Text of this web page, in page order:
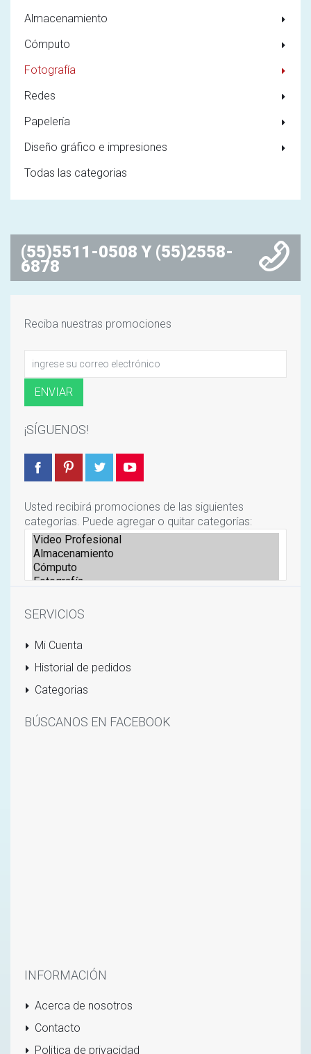
Almacenamiento
Cómputo
Fotografía
Redes
Papelería
Diseño gráfico e impresiones
Todas las categorias
(55)5511-0508 Y (55)2558-
6878
Reciba nuestras promociones
¡SÍGUENOS!
Usted recibirá promociones de las siguientes
categorías. Puede agregar o quitar categorías:
SERVICIOS
Mi Cuenta
Historial de pedidos
Categorias
BÚSCANOS EN FACEBOOK
INFORMACIÓN
Acerca de nosotros
Contacto
Politica de privacidad